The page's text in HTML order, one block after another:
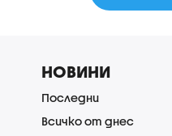
НОВИНИ
Последни
Всичко от днес